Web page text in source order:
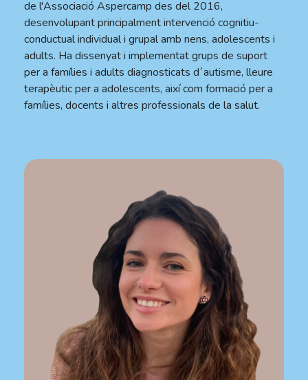
de l'Associació Aspercamp des del 2016,
desenvolupant principalment intervenció cognitiu-
conductual individual i grupal amb nens, adolescents i
adults. Ha dissenyat i implementat grups de suport
per a famílies i adults diagnosticats d´autisme, lleure
terapèutic per a adolescents, així com formació per a
famílies, docents i altres professionals de la salut.